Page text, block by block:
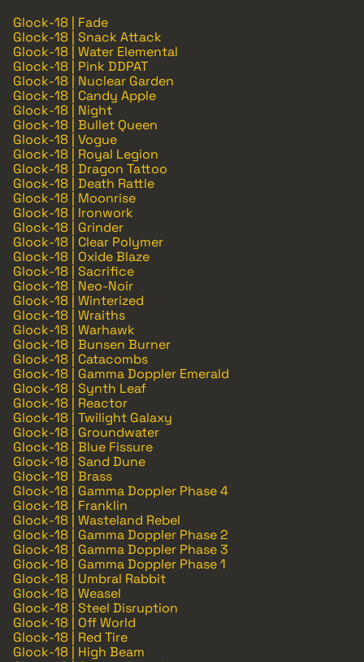
Glock-18 | Fade
Glock-18 | Snack Attack
Glock-18 | Water Elemental
Glock-18 | Pink DDPAT
Glock-18 | Nuclear Garden
Glock-18 | Candy Apple
Glock-18 | Night
Glock-18 | Bullet Queen
Glock-18 | Vogue
Glock-18 | Royal Legion
Glock-18 | Dragon Tattoo
Glock-18 | Death Rattle
Glock-18 | Moonrise
Glock-18 | Ironwork
Glock-18 | Grinder
Glock-18 | Clear Polymer
Glock-18 | Oxide Blaze
Glock-18 | Sacrifice
Glock-18 | Neo-Noir
Glock-18 | Winterized
Glock-18 | Wraiths
Glock-18 | Warhawk
Glock-18 | Bunsen Burner
Glock-18 | Catacombs
Glock-18 | Gamma Doppler Emerald
Glock-18 | Synth Leaf
Glock-18 | Reactor
Glock-18 | Twilight Galaxy
Glock-18 | Groundwater
Glock-18 | Blue Fissure
Glock-18 | Sand Dune
Glock-18 | Brass
Glock-18 | Gamma Doppler Phase 4
Glock-18 | Franklin
Glock-18 | Wasteland Rebel
Glock-18 | Gamma Doppler Phase 2
Glock-18 | Gamma Doppler Phase 3
Glock-18 | Gamma Doppler Phase 1
Glock-18 | Umbral Rabbit
Glock-18 | Weasel
Glock-18 | Steel Disruption
Glock-18 | Off World
Glock-18 | Red Tire
Glock-18 | High Beam